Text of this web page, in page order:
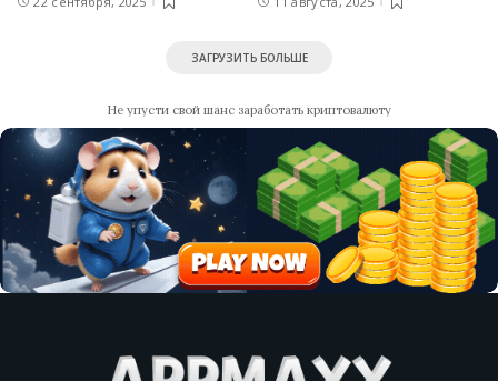
ЗАГРУЗИТЬ БОЛЬШЕ
Не упусти свой шанс заработать криптовалюту